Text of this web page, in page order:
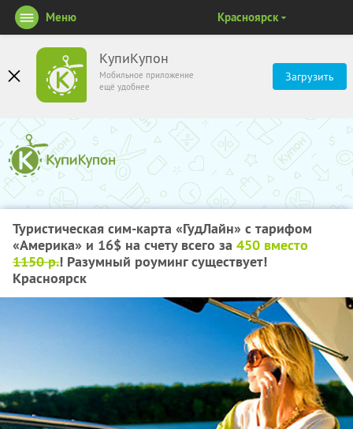
КупиКупон
Мобильное приложение
ещё удобнее
Загрузить
Меню Красноярск
Туристическая сим-карта «ГудЛайн» с тарифом
«Америка» и 16$ на счету всего за 450 вместо
1150 р.! Разумный роуминг существует!
Красноярск